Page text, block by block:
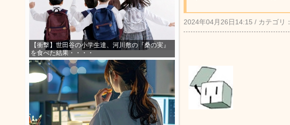
【衝撃】世田谷の小学生達、河川敷の『桑の実』
を食べた結果・・・・
2024年04月26日14:15 / カテゴリ：